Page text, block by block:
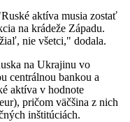
aktíva musia zostať
na krádeže Západu.
nie všetci," dodala.
na Ukrajinu vo
centrálnou bankou a
aktíva v hodnote
pričom väčšina z nich
inštitúciách.